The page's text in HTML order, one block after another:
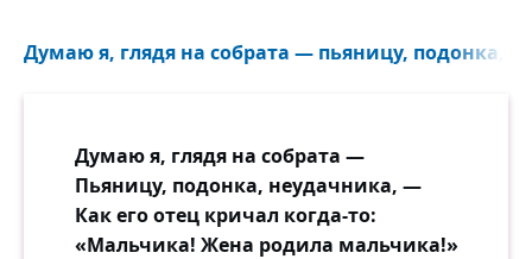
Думаю я, глядя на собрата — пьяницу, подонка,
Думаю я, глядя на собрата —
Пьяницу, подонка, неудачника, —
Как его отец кричал когда-то:
«Мальчика! Жена родила мальчика!»